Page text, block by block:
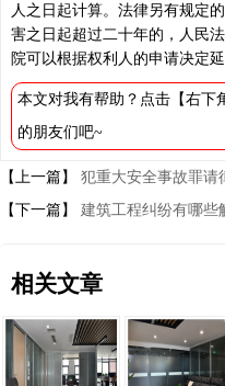
人之日起计算。法律另有规定
害之日起超过二十年的，人民
院可以根据权利人的申请决定延
本文对我有帮助？点击【右下
的朋友们吧~
【上一篇】
犯重大安全事故罪请
【下一篇】
建筑工程纠纷有哪些
相关文章